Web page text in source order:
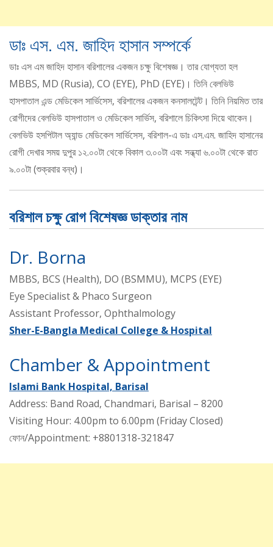
ডাঃ এস. এম. জাহিদ হাসান সম্পর্কে
ডাঃ এস এম জাহিদ হাসান বরিশালের একজন চক্ষু বিশেষজ্ঞ। তার যোগ্যতা হল
MBBS, MD (Rusia), CO (EYE), PhD (EYE)। তিনি বেলভিউ
হাসপাতাল এন্ড মেডিকেল সার্ভিসেস, বরিশালের একজন কনসালটেন্ট। তিনি নিয়মিত তার
রোগীদের বেলভিউ হাসপাতাল ও মেডিকেল সার্ভিস, বরিশালে চিকিৎসা দিয়ে থাকেন।
বেলভিউ হসপিটাল অ্যান্ড মেডিকেল সার্ভিসেস, বরিশাল-এ ডাঃ এস.এম. জাহিদ হাসানের
রোগী দেখার সময় দুপুর ১২.০০টা থেকে বিকাল ৩.০০টা এবং সন্ধ্যা ৬.০০টা থেকে রাত
৯.০০টা (শুক্রবার বন্ধ)।
বরিশাল চক্ষু রোগ বিশেষজ্ঞ ডাক্তার নাম
Dr. Borna
MBBS, BCS (Health), DO (BSMMU), MCPS (EYE)
Eye Specialist & Phaco Surgeon
Assistant Professor, Ophthalmology
Sher-E-Bangla Medical College & Hospital
Chamber & Appointment
Islami Bank Hospital, Barisal
Address: Band Road, Chandmari, Barisal – 8200
Visiting Hour: 4.00pm to 6.00pm (Friday Closed)
ফোন/Appointment: +8801318-321847